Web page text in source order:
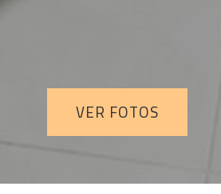
VER FOTOS